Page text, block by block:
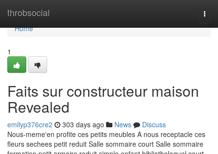
throbsocial
Home
Home
1
Faits sur constructeur maison
Revealed
emilyp376cre2 303 days ago News
Discuss
Nous-meme'en profite ces petits meubles A nous receptacle ces
fleurs sechees petit reduit Salle sommaire court Salle sommaire